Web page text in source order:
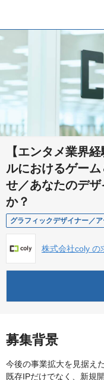
【エンタメ業界
ルにおけるゲー
せ／あなたのデ
か？
株式会社coly の
募集背景
今後の事業拡大を見据え
既存IPだけでなく、新規